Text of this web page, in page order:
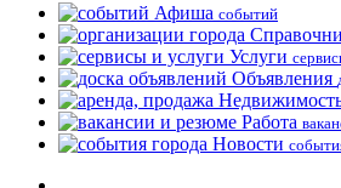
Афиша событий
Услуги
Объявления
Работа
Новости